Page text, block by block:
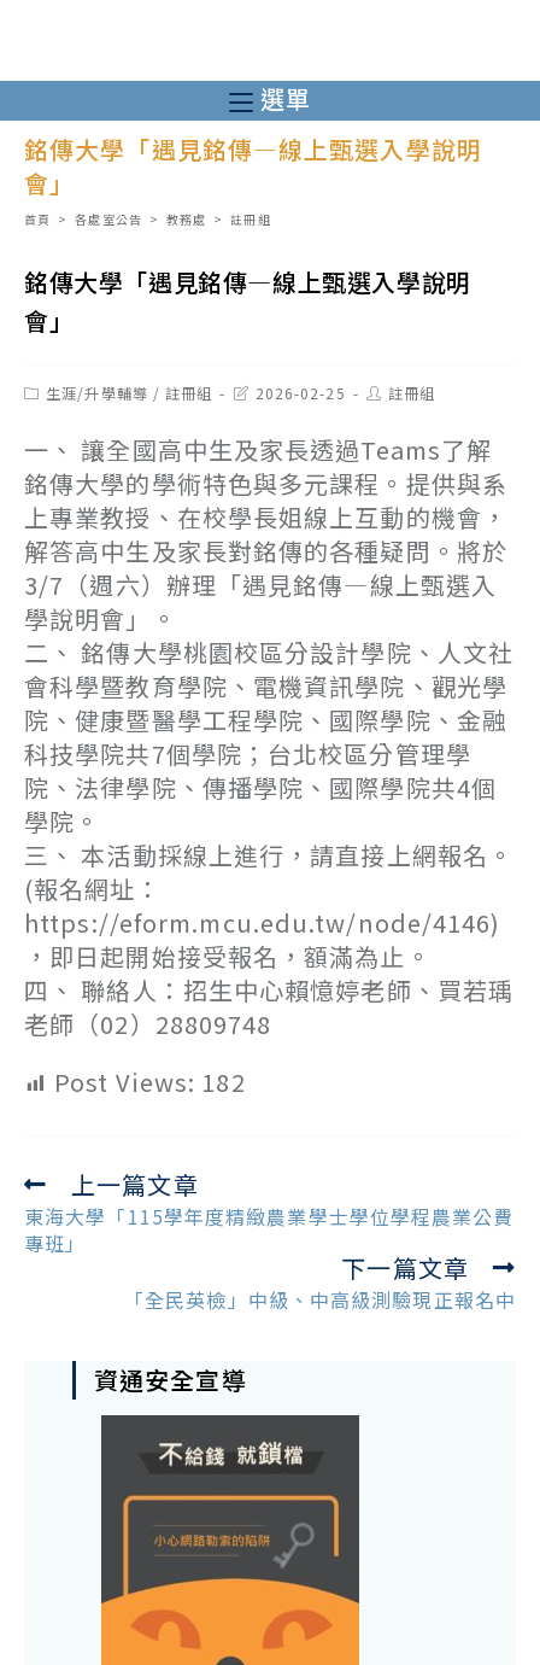
至
主
內
選單
銘傳大學「遇見銘傳—線上甄選入學說明
會」
首頁 > 各處室公告 > 教務處 > 註冊組
銘傳大學「遇見銘傳—線上甄選入學說明
會」
Post生涯/升學輔導 / 註冊組
Post2026-02-25
Post註冊組
一、 讓全國高中生及家長透過Teams了解
銘傳大學的學術特色與多元課程。提供與系
上專業教授、在校學長姐線上互動的機會，
解答高中生及家長對銘傳的各種疑問。將於
3/7（週六）辦理「遇見銘傳—線上甄選入
學說明會」。
二、 銘傳大學桃園校區分設計學院、人文社
會科學暨教育學院、電機資訊學院、觀光學
院、健康暨醫學工程學院、國際學院、金融
科技學院共7個學院；台北校區分管理學
院、法律學院、傳播學院、國際學院共4個
學院。
三、 本活動採線上進行，請直接上網報名。
(報名網址：
https://eform.mcu.edu.tw/node/4146)
，即日起開始接受報名，額滿為止。
四、 聯絡人：招生中心賴憶婷老師、買若瑀
老師（02）28809748
Post Views: 182
Read
more
articles
上一篇文章
東海大學「115學年度精緻農業學士學位學程農業公費
專班」
下一篇文章
「全民英檢」中級、中高級測驗現正報名中
資通安全宣導